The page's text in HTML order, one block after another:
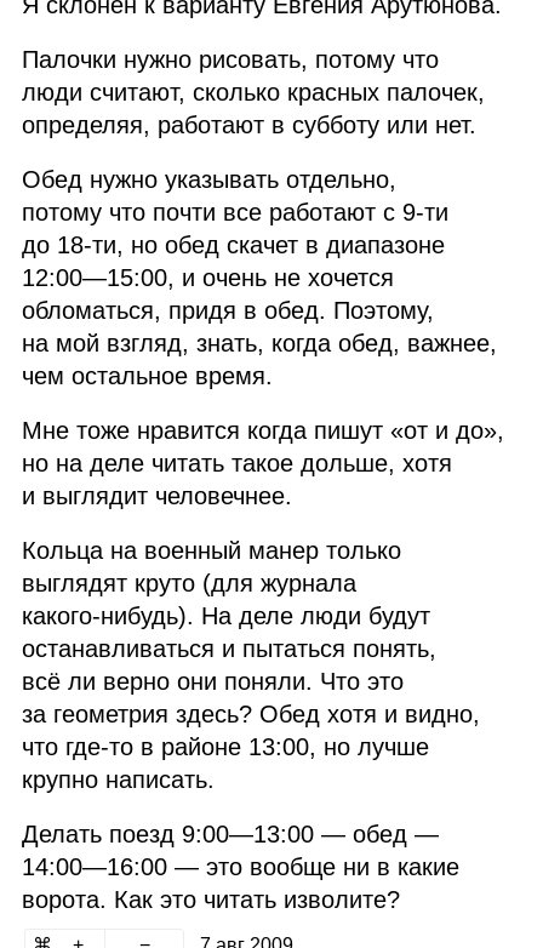
Палочки нужно рисовать, потому что
люди считают, сколько красных палочек,
определяя, работают в субботу или нет.
Обед нужно указывать отдельно,
потому что почти все работают с 9‑ти
до 18‑ти, но обед скачет в диапазоне
12:00⁠—15:00, и очень не хочется
обломаться, придя в обед. Поэтому,
на мой взгляд, знать, когда обед, важнее,
чем остальное время.
Мне тоже нравится когда пишут «от и до»,
но на деле читать такое дольше, хотя
и выглядит человечнее.
Кольца на военный манер только
выглядят круто (для журнала
какого‑нибудь). На деле люди будут
останавливаться и пытаться понять,
всё ли верно они поняли. Что это
за геометрия здесь? Обед хотя и видно,
что где‑то в районе 13:00, но лучше
крупно написать.
Делать поезд 9:00⁠—13:00 — обед —
14:00⁠—16:00 — это вообще ни в какие
ворота. Как это читать изволите?